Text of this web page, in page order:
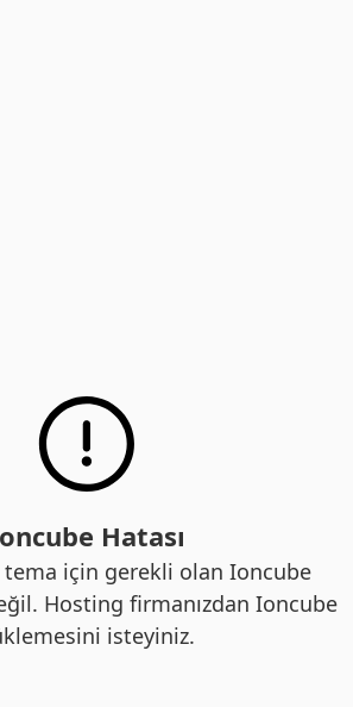
Hatası
tema için gerekli olan Ioncube
Hosting firmanızdan Ioncube
isteyiniz.